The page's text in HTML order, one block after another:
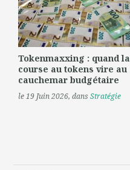
Tokenmaxxing : quand la
course au tokens vire au
cauchemar budgétaire
le 19 Juin 2026, dansStratégie